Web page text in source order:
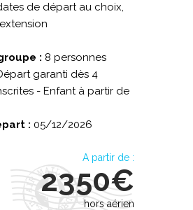
de départ au choix,
: 8 personnes
garanti dès 4
- Enfant à partir de
: 05/12/2026
A partir de :
2350€
hors aérien